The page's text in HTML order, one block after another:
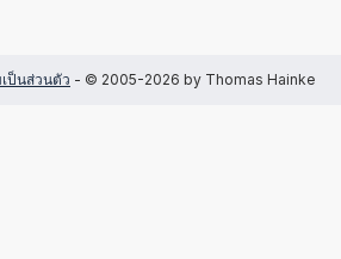
ป็นส่วนตัว - © 2005-2026 by Thomas Hainke